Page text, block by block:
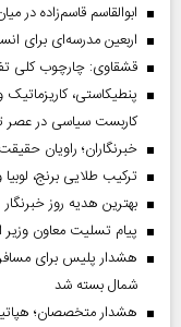
ابوالقاسم قاسم‌زاده
اربعین مدرسه‌ای برای
قشقاوی: چارچوب کلی
پنطیکاستی،
کاربست سیاسی در عصر
خبرنگاران؛ راویان
ترکیب طلایی برنج،
بهترین هدیه روز خبرنگار
پیام تسلیت معاون وزیر
هشدار پلیس برای
شمال بسته شد
هشدار متخصصان؛